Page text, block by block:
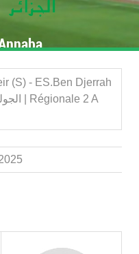
(S) - ES.Ben Djerrah